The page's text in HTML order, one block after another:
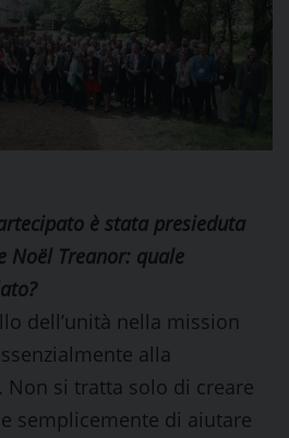
è stata presieduta
Noël Treanor: quale
dell’unità nella mission
alla
Non si tratta solo di creare
semplicemente di aiutare